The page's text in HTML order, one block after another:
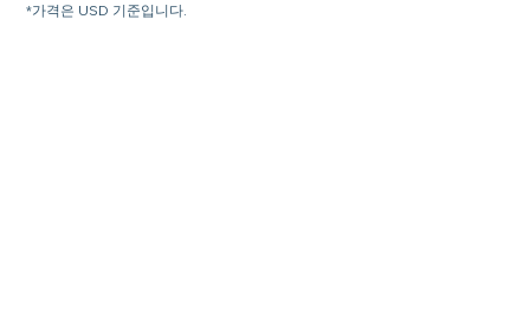
*가격은 USD 기준입니다.